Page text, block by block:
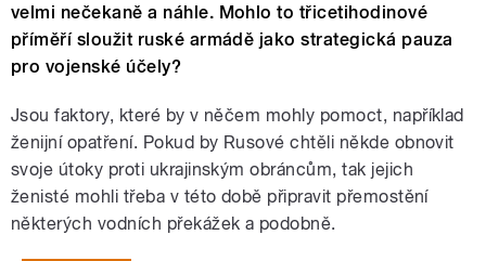
velmi nečekaně a náhle. Mohlo to třicetihodinové
příměří sloužit ruské armádě jako strategická pauza
pro vojenské účely?
Jsou faktory, které by v něčem mohly pomoct, například
ženijní opatření. Pokud by Rusové chtěli někde obnovit
svoje útoky proti ukrajinským obráncům, tak jejich
ženisté mohli třeba v této době připravit přemostění
některých vodních překážek a podobně.